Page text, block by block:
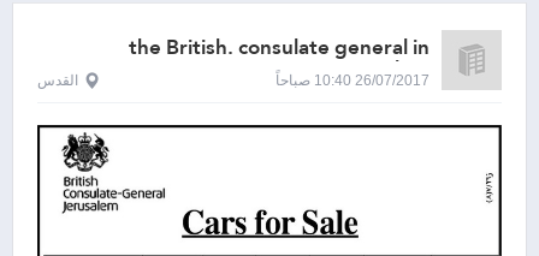
the British. consulate general in
Jerusalem
26/07/2017 10:40 صباحاً القدس